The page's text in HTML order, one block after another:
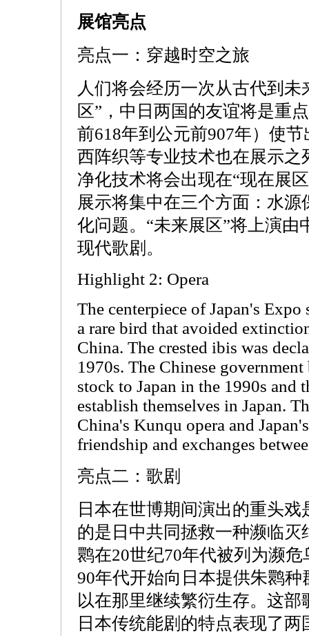
展馆亮点
亮点一：穿越时空之旅
人们将会经历一次从古代到
区”，中日两国的友谊将是重
前618年到公元前907年）使
西阵织等专业技术也在展示
净化技术将会出现在“现在展
展示将集中在三个方面：水
化问题。“未来展区”将上演由
现代歌剧。
Highlight 2: Opera
The centerpiece of Japan's Expo
a rare bird that avoided
China. The crested ibis was
1970s. The Chinese
stock to Japan in the 1990s and
establish themselves in Japan.
China's Kunqu opera and
friendship and exchanges
亮点二：歌剧
日本在世博期间演出的重头
的是日中共同拯救一种濒临
鹮在20世纪70年代被列为濒
90年代开始向日本提供朱鹮
以在那里继续繁衍生存。这
日本传统能剧的特点表现了